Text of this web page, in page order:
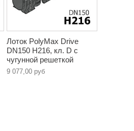
Лоток PolyMax Drive
DN150 H216, кл. D с
чугунной решеткой
9 077,00 руб